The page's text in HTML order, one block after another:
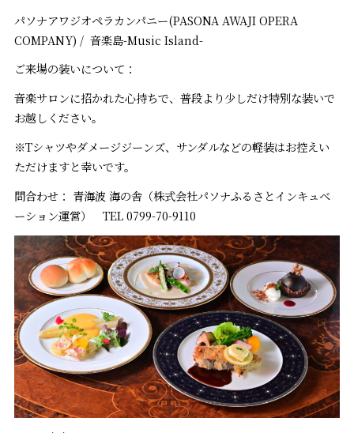
パソナアワジオペラカンパニー(PASONA AWAJI OPERA
COMPANY) / 音楽島-Music Island-
ご来場の装いについて：
音楽サロンに招かれた心持ちで、普段より少しだけ特別な装いで
お越しください。
※Tシャツやダメージジーンズ、サンダルなどの軽装はお控えい
ただけますと幸いです。
問合わせ： 青海波 海の舎（株式会社パソナふるさとインキュベ
ーション運営） TEL 0799-70-9110